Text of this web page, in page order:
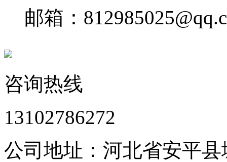
邮箱：
咨询热线
13102786272
公司地址：河北省安平